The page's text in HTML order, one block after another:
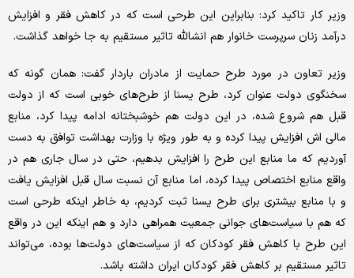
وزیر کار تاکید کرد: بنابراین این طرحی است که در کاهش فقر و افزایش
درآمد زنان سرپرست خانوار هم انشالله تاثیر مستقیم به جا خواهد گذاشت.
وزیر تعاون در مورد طرح حمایت از مادران باردار گفت: همان گونه که
سخنگوی دولت عنوان کرد، طرح یسنا از طرح‌های خوبی است که از دولت
قبل هم شروع شده، در این دولت هم خوشبختانه ادامه پیدا کرد، منابع
مالی اش افزایش پیدا کرده و به طور ویژه با وزارت بهداشت توافق به دست
آوردیم که ما منابع این طرح را افزایش بدهیم، حتی در سال جاری هم در
واقع منابع اختصاص پیدا کرده، اما منابع آن نسبت سال قبل افزایش یافت
و با منابع بیشتری برای طرح یسنا ثبت کردیم، به خاطر اینکه طرحی است
که هم با سیاست‌های جوانی جمعیت همراهی دارد و هم اینکه این در واقع
این طرح با کاهش فقر کودکان که از سیاست‌های دولت‌ها بوده، می‌تواند
تاثیر مستقیم بر کاهش فقر کودکان ایران داشته باشد.